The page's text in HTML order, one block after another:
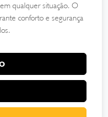
qualquer situação. O
conforto e segurança